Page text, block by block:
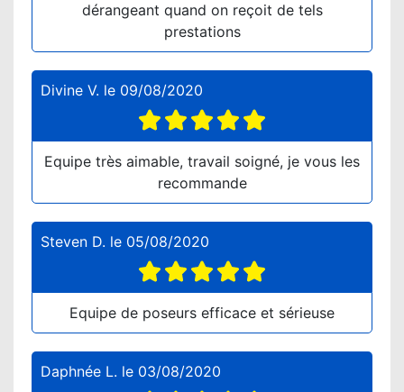
dérangeant quand on reçoit de tels
prestations
Divine V. le 09/08/2020
Equipe très aimable, travail soigné, je vous les
recommande
Steven D. le 05/08/2020
Equipe de poseurs efficace et sérieuse
Daphnée L. le 03/08/2020